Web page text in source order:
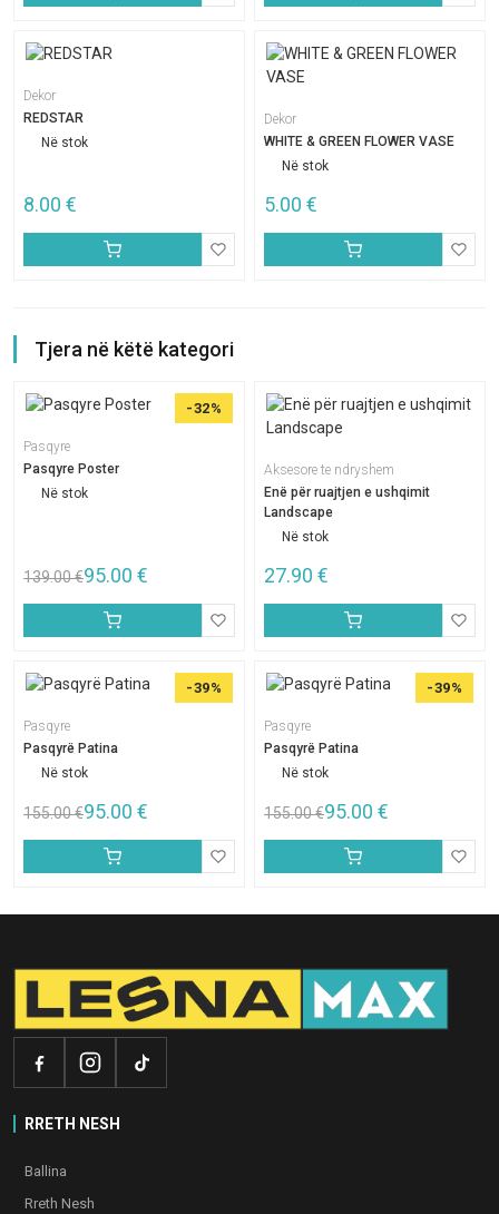
Dekor
REDSTAR
Në stok
8.00 €
Dekor
WHITE & GREEN FLOWER VASE
Në stok
5.00 €
Tjera në këtë kategori
-32%
Pasqyre
Pasqyre Poster
Në stok
139.00€95.00 €
Aksesore te ndryshem
Enë për ruajtjen e ushqimit
Landscape
Në stok
27.90 €
-39%
Pasqyre
Pasqyrë Patina
Në stok
155.00€95.00 €
-39%
Pasqyre
Pasqyrë Patina
Në stok
155.00€95.00 €
RRETH NESH
Ballina
Rreth Nesh